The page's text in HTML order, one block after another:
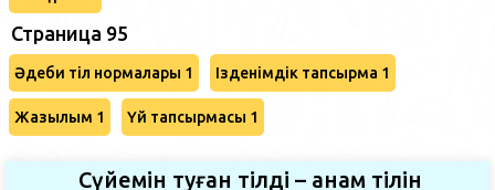
Страница 95
Әдеби тіл нормалары 1 Ізденімдік тапсырма 1
Жазылым 1 Үй тапсырмасы 1
Сүйемін туған тілді – анам тілін